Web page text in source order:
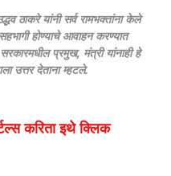
ठाकरे यांनी सर्व रामभक्तांना केले
होण्याचे आवाहन करण्यात
प्रमुख, मंत्री यांनाही हे
उत्तर देताना म्हटले.
करिता इथे क्लिक